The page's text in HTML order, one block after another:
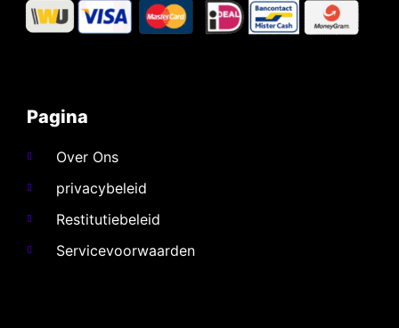
Pagina
Over Ons
privacybeleid
Restitutiebeleid
Servicevoorwaarden